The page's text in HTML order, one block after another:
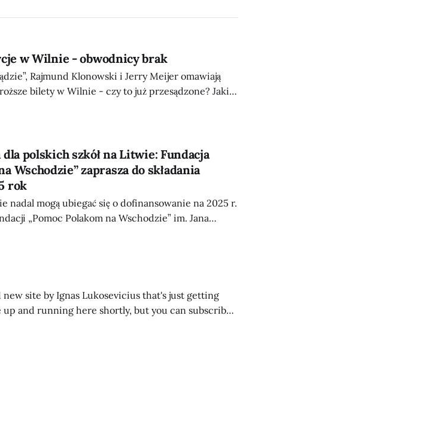
w Wilnie - obwodnicy brak
Rajmund Klonowski i Jerry Meijer omawiają
bilety w Wilnie - czy to już przesądzone? Jakie
z wyciętymi drzewami na brzegu Wilii na
polskich szkół na Litwie: Fundacja
Wschodzie” zaprasza do składania
rok
nadal mogą ubiegać się o dofinansowanie na 2025 r.
„Pomoc Polakom na Wschodzie” im. Jana
new site by Ignas Lukosevicius that's just getting
and running here shortly, but you can subscribe
like to stay up to date and receive emails when